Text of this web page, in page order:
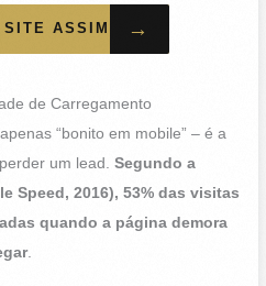
SITE ASSIM →
de Carregamento
“bonito em mobile” – é a
um lead.Segundo a
Speed, 2016), 53% das visitas
quando a página demora
.